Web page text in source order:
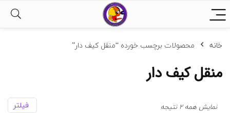
خانه محصولات برچسب خورده “منقل کیف دار”
منقل کیف دار
فیلتر نمایش همه 2 نتیجه